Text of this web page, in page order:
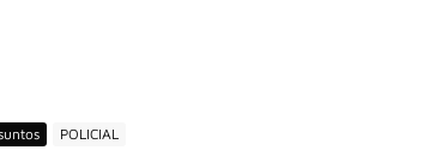
POLICIAL